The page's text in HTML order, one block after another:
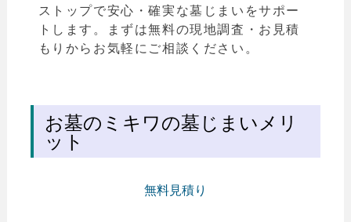
ストップで安心・確実な墓じまいをサポー
トします。まずは無料の現地調査・お見積
もりからお気軽にご相談ください。
お墓のミキワの墓じまいメリ
ット
無料見積り